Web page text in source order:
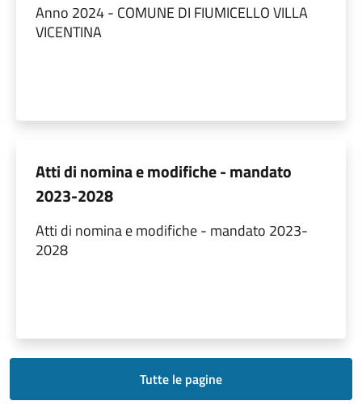
Anno 2024 - COMUNE DI FIUMICELLO VILLA
VICENTINA
Atti di nomina e modifiche - mandato
2023-2028
Atti di nomina e modifiche - mandato 2023-
2028
Tutte le pagine